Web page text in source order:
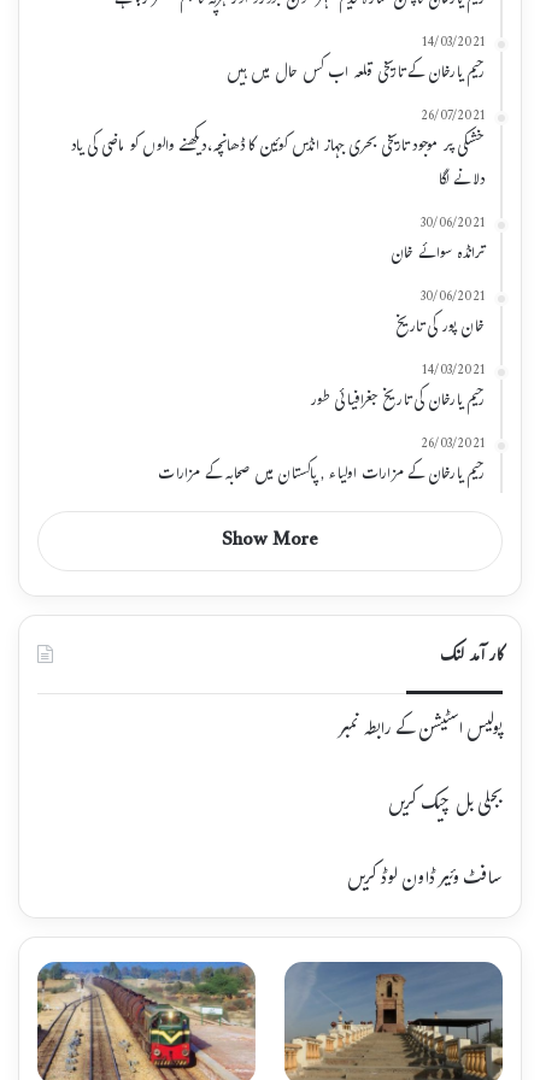
14/03/2021
رحیم یارخان کے تاریخی قلعہ اب کس حال میں ہیں
26/07/2021
خشکی پر موجود تاریخی بحری جہاز انڈس کوئین کا ڈھانچہ،دیکھنے والوں کو ماضی کی یاد
دلانے لگا
30/06/2021
ترانڈہ سوائے خان
30/06/2021
خان پور کی تاریخ
14/03/2021
رحیم یارخان کی تاریخ جغرافیائی طور
26/03/2021
رحیم یارخان کے مزارات اولیاء , پاکستان میں صحابہ کے مزارات
Show More
کار آمد لنک
پولیس اسٹیشن کے رابطہ نمبر
بجلی بل چیک کریں
سافٹ وئیر ڈاون لوڈ کریں